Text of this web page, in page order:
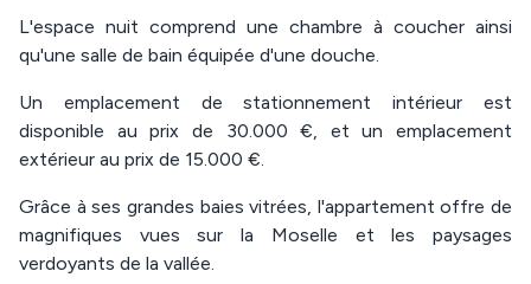
L'espace nuit comprend une chambre à coucher ainsi
qu'une salle de bain équipée d'une douche.
Un emplacement de stationnement intérieur est
disponible au prix de 30.000 €, et un emplacement
extérieur au prix de 15.000 €.
Grâce à ses grandes baies vitrées, l'appartement offre de
magnifiques vues sur la Moselle et les paysages
verdoyants de la vallée.